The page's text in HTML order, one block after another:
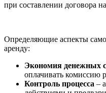
при составлении договора
Определяющие аспекты
аренду:
Экономия денежных
оплачивать комиссию
Контроль процесса –